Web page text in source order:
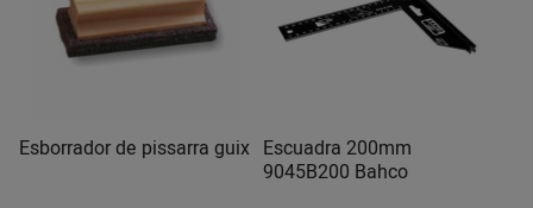
Esborrador de pissarra guix Escuadra 200mm
9045B200 Bahco